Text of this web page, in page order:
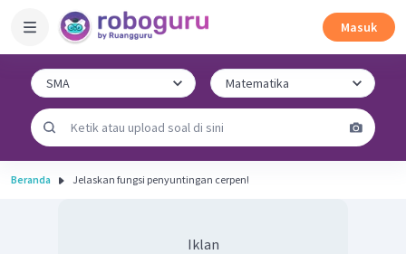
Masuk
Beranda Jelaskan fungsi penyuntingan cerpen!
Iklan